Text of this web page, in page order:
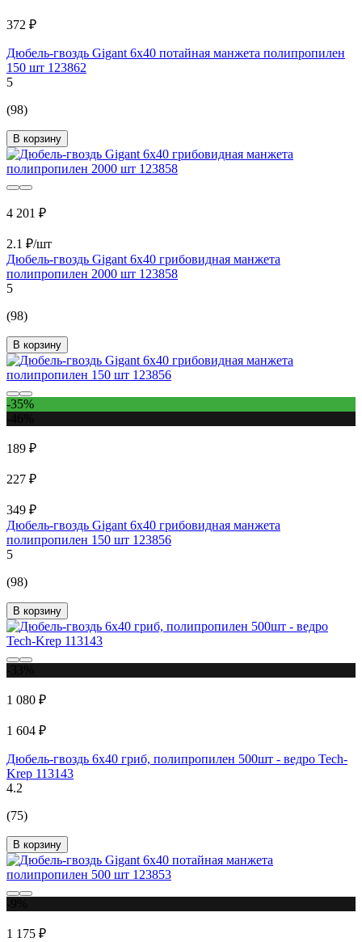
372 ₽
Дюбель-гвоздь Gigant 6x40 потайная манжета полипропилен
150 шт 123862
5
(98)
В корзину
4 201 ₽
2.1 ₽/шт
Дюбель-гвоздь Gigant 6x40 грибовидная манжета
полипропилен 2000 шт 123858
5
(98)
В корзину
-35%
189 ₽
227 ₽
349 ₽
Дюбель-гвоздь Gigant 6x40 грибовидная манжета
полипропилен 150 шт 123856
5
(98)
В корзину
1 080 ₽
1 604 ₽
Дюбель-гвоздь 6х40 гриб, полипропилен 500шт - ведро Tech-
Krep 113143
4.2
(75)
В корзину
1 175 ₽